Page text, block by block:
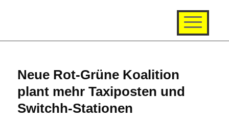
Neue Rot-Grüne Koalition
plant mehr Taxiposten und
Switchh-Stationen